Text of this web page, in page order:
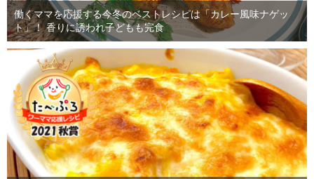
働くママを応援する今冬のベストレシピは「カレー風味ナゲッ
ト」！ 香りに誘われ子どもも完食